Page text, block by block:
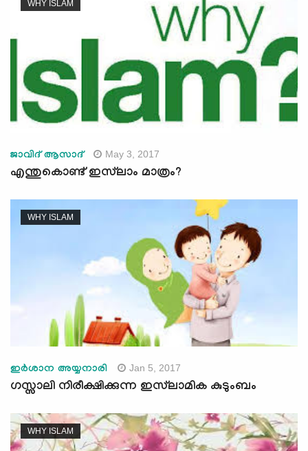
WHY ISLAM
ജാവിദ്‌ ആസാദ്‌ May 3, 2017
എന്തുകൊണ്ട് ഇസ്‌ലാം മാത്രം?
WHY ISLAM
ഇര്‍ശാന അയ്യനാരി Jan 5, 2017
ഗസ്സാലി നിരീക്ഷിക്കുന്ന ഇസ്‌ലാമിക കുടുംബം
WHY ISLAM